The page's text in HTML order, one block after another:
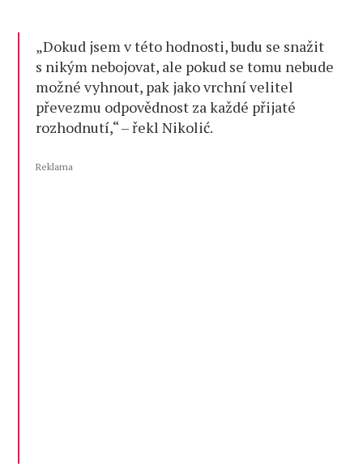
„Dokud jsem v této hodnosti, budu se snažit
s nikým nebojovat, ale pokud se tomu nebude
možné vyhnout, pak jako vrchní velitel
převezmu odpovědnost za každé přijaté
rozhodnutí,“ – řekl Nikolić.
Reklama